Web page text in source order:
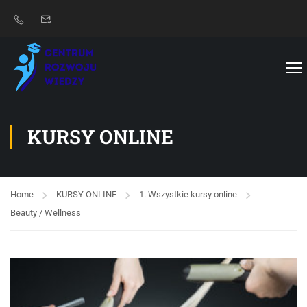
KURSY ONLINE
Home KURSY ONLINE
1. Wszystkie kursy online
Beauty / Wellness